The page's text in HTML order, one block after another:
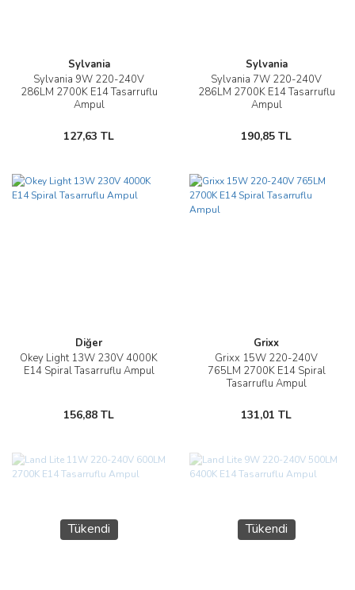
Sylvania
Sylvania 9W 220-240V
286LM 2700K E14 Tasarruflu
Ampul
127,63 TL
Sylvania
Sylvania 7W 220-240V
286LM 2700K E14 Tasarruflu
Ampul
190,85 TL
Diğer
Okey Light 13W 230V 4000K
E14 Spiral Tasarruflu Ampul
156,88 TL
Grixx
Grixx 15W 220-240V
765LM 2700K E14 Spiral
Tasarruflu Ampul
131,01 TL
Tükendi Tükendi